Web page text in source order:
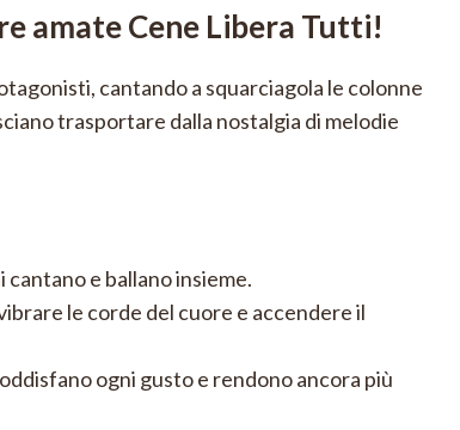
amate Cene Libera Tutti!
cantando a squarciagola le colonne
trasportare dalla nostalgia di melodie
e ballano insieme.
le corde del cuore e accendere il
ogni gusto e rendono ancora più